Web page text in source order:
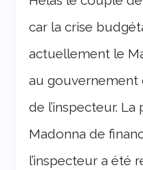
car la crise
actuellement le
au gouvernement
de l’inspecteur.
Madonna de
l’inspecteur a été